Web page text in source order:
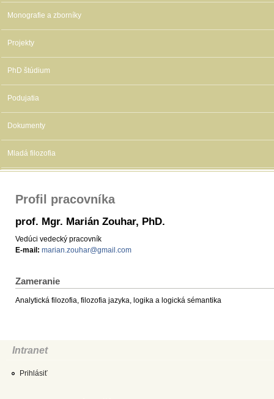
Monografie a zborníky
Projekty
PhD štúdium
Podujatia
Dokumenty
Mladá filozofia
Profil pracovníka
prof. Mgr. Marián Zouhar, PhD.
Vedúci vedecký pracovník
E-mail: marian.zouhar@gmail.com
Zameranie
Analytická filozofia, filozofia jazyka, logika a logická sémantika
Intranet
Prihlásiť